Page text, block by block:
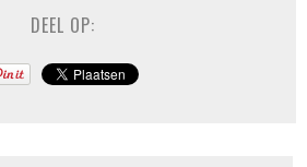
DEEL OP: